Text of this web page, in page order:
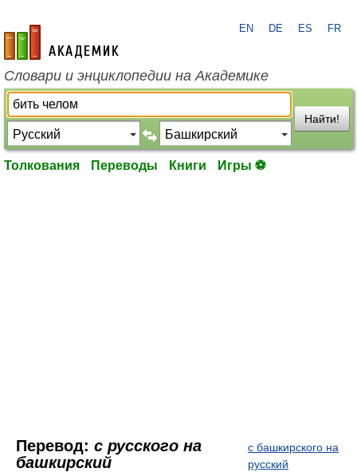
academic.ru
EN DE ES FR
Словари и энциклопедии на Академике
Найти!
Толкования Переводы Книги Игры ⚽
Перевод: с русского на
башкирский
с башкирского на
русский